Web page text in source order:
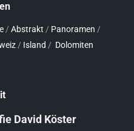
/ Abstrakt / Panoramen /
/ Island / Dolomiten
David Köster